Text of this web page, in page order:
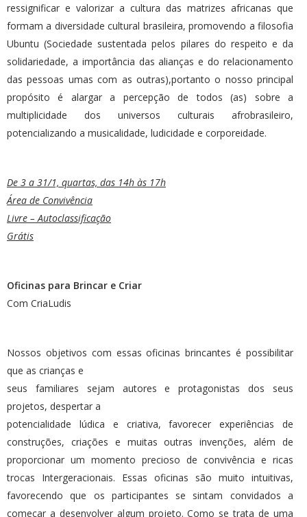
ressignificar e valorizar a cultura das matrizes africanas que
formam a diversidade cultural brasileira, promovendo a filosofia
Ubuntu (Sociedade sustentada pelos pilares do respeito e da
solidariedade, a importância das alianças e do relacionamento
das pessoas umas com as outras),portanto o nosso principal
propósito é alargar a percepção de todos (as) sobre a
multiplicidade dos universos culturais afrobrasileiro,
potencializando a musicalidade, ludicidade e corporeidade.
De 3 a 31/1, quartas, das 14h às 17h
Área de Convivência
Livre – Autoclassificação
Grátis
Oficinas para Brincar e Criar
Com CriaLudis
Nossos objetivos com essas oficinas brincantes é possibilitar
que as crianças e
seus familiares sejam autores e protagonistas dos seus
projetos, despertar a
potencialidade lúdica e criativa, favorecer experiências de
construções, criações e muitas outras invenções, além de
proporcionar um momento precioso de convivência e ricas
trocas Intergeracionais. Essas oficinas são muito intuitivas,
favorecendo que os participantes se sintam convidados a
começar a desenvolver algum projeto. Como se trata de uma